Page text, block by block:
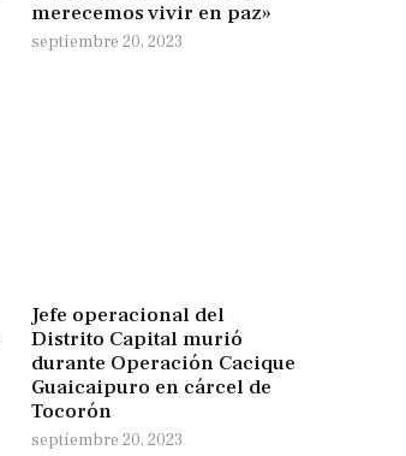
merecemos vivir en paz»
septiembre 20, 2023
Jefe operacional del
Distrito Capital murió
durante Operación Cacique
Guaicaipuro en cárcel de
Tocorón
septiembre 20, 2023